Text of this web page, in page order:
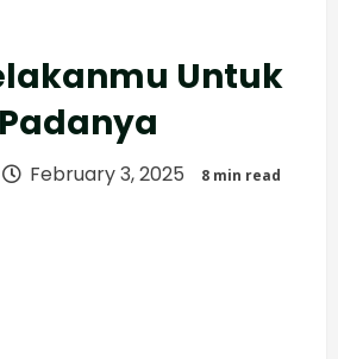
Untuk
February 3, 2025 8 min read